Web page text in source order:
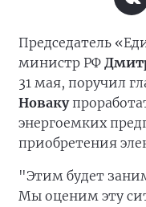
Председатель
министр РФ
31 мая, поручил
Новаку
энергоемких
приобретения
"Этим будет
Мы оценим эту